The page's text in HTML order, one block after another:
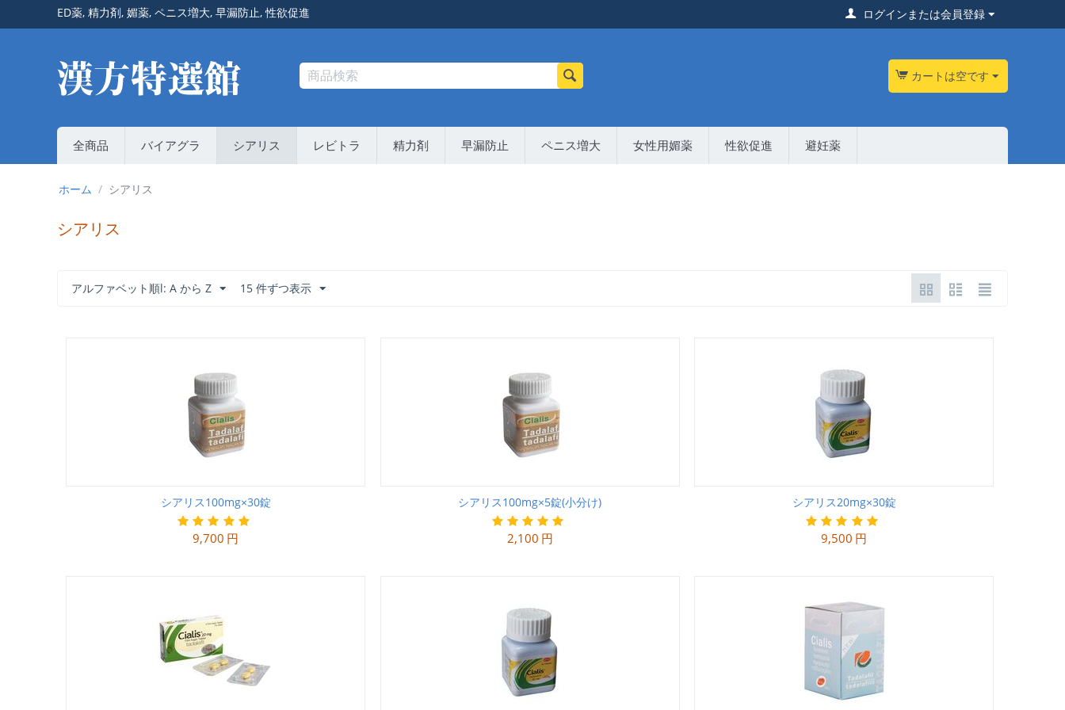
ED薬, 精力剤, 媚薬, ペニス増大, 早漏防止,性欲促進 ログインまたは会員登録
カートは空です
全商品 バイアグラ シアリス レビトラ 精力剤 早漏防止 ペニス増大 女性用媚薬 性欲促進 避妊薬
ホーム / シアリス
シアリス
アルファベット順l: A から Z 15 件ずつ表示
シアリス100mg×30錠
9,700 円
シアリス100mg×5錠(小分け)
2,100 円
シアリス20mg×30錠
9,500 円